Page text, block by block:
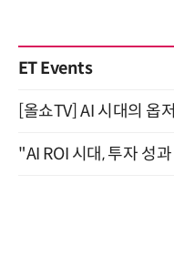
ET Events